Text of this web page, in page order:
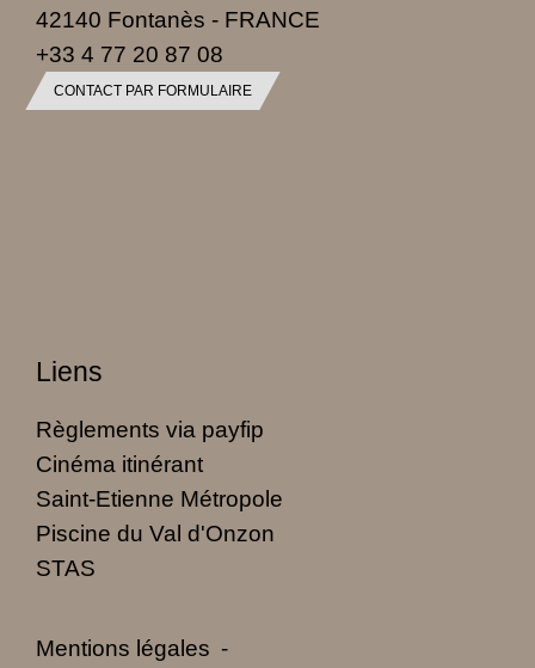
42140 Fontanès - FRANCE
+33 4 77 20 87 08
CONTACT PAR FORMULAIRE
Liens
Règlements via payfip
Cinéma itinérant
Saint-Etienne Métropole
Piscine du Val d'Onzon
STAS
Mentions légales -